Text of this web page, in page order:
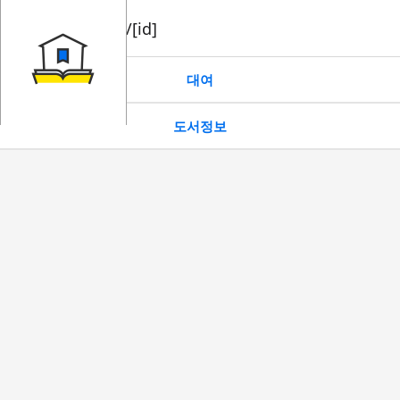
book/rent/[id]
대여
도서정보